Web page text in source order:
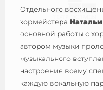
Отдельного
хормейстера
основной работы с
автором музыки
музыкального
настроение всему
каждую вокальную